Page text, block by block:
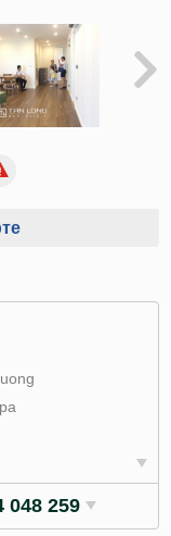
048 259